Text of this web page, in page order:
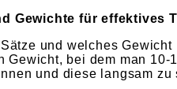
Gewichte für effektives
und welches
Gewicht, bei dem man
und diese langsam zu